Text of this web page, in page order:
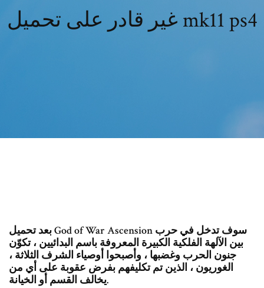
غير قادر على تحميل mk11 ps4
بعد تحميل God of War Ascension سوف تدخل في حرب
بين الآلهة الفلكية الكبيرة المعروفة باسم البدائيين ، تكوّن
جنون الحرب وغضبها ، وأصبحوا أوصياء الشرف الثلاثة ،
الغوريون ، الذين تم تكليفهم بفرض عقوبة على أي من
يخالف القسم أو الخيانة.